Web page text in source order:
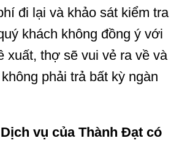
đi lại và khảo sát kiểm tra
khách không đồng ý với
xuất, thợ sẽ vui vẻ ra về và
phải trả bất kỳ ngàn
vụ của Thành Đạt có